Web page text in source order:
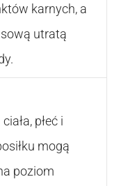
karnych, a
utratą
płeć i
mogą
poziom